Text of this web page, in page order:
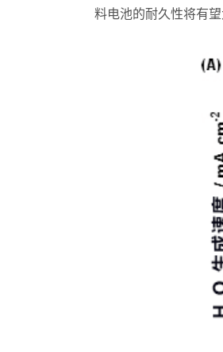
料电池的耐久性将有望